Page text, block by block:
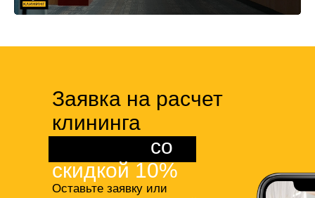
Оставьте заявку или
Заявка на расчет
клининга
со
скидкой 10%